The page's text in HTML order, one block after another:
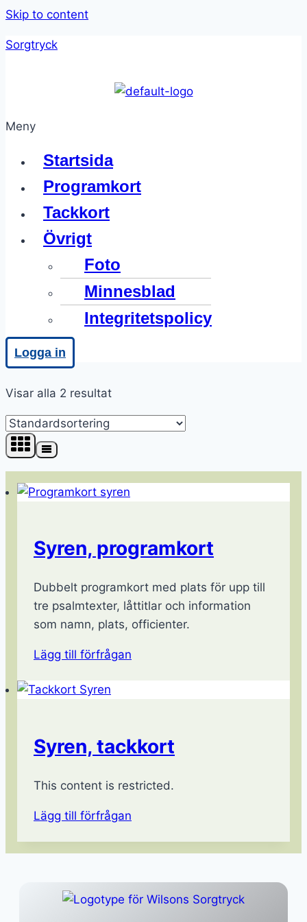
Skip to content
Sorgtryck
Meny
Startsida
Programkort
Tackkort
Övrigt
Foto
Minnesblad
Integritetspolicy
Logga in
Visar alla 2 resultat
Syren, programkort
Dubbelt programkort med plats för upp till
tre psalmtexter, låttitlar och information
som namn, plats, officienter.
Lägg till förfrågan
Syren, tackkort
This content is restricted.
Lägg till förfrågan